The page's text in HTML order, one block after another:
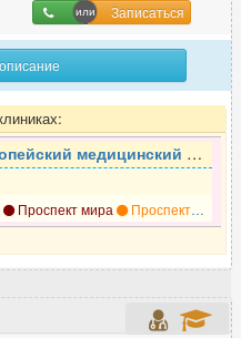
Записаться
медицинский центр
Проспект мира Проспект мира